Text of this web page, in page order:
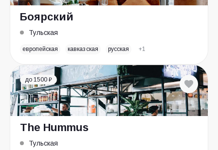
Боярский
Тульская
европейская кавказская русская +1
до 1500 ₽
The Hummus
Тульская